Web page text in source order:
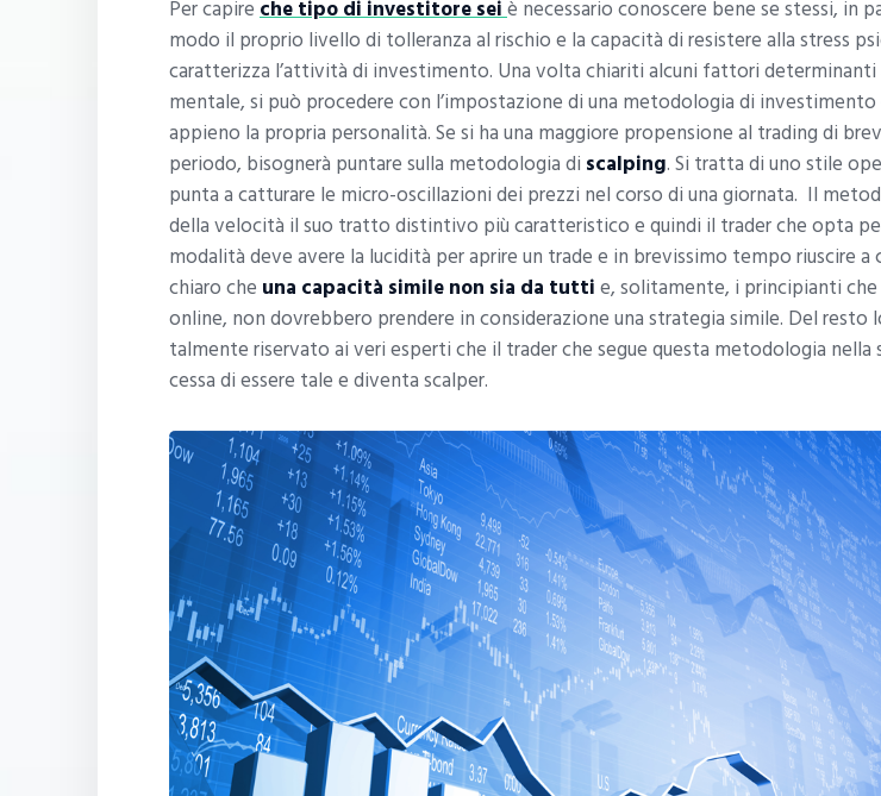
Per capireche tipo di investitore seiè necessario conoscere bene se stessi, in
modo il proprio livello di tolleranza al rischio e la capacità di resistere alla stress
caratterizza l’attività di investimento. Una volta chiariti alcuni fattori
mentale, si può procedere con l’impostazione di una metodologia di
appieno la propria personalità. Se si ha una maggiore propensione al trading di
periodo, bisognerà puntare sulla metodologia di scalping. Si tratta di uno stile
punta a catturare le micro-oscillazioni dei prezzi nel corso di una giornata. Il
della velocità il suo tratto distintivo più caratteristico e quindi il trader che opta
modalità deve avere la lucidità per aprire un trade e in brevissimo tempo riuscire a
chiaro che una capacità simile non sia da tuttie, solitamente, i principianti
online, non dovrebbero prendere in considerazione una strategia simile. Del resto
talmente riservato ai veri esperti che il trader che segue questa metodologia nella
cessa di essere tale e diventa scalper.